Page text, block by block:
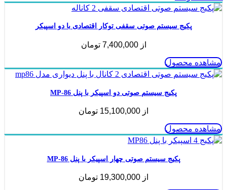
پکیج سیستم صوتی سقفی توکار اقتصادی با دو اسپیکر
از7,400,000 تومان
مشاهده محصول
پکیج سیستم صوتی دو اسپیکر با پنل MP-86
از 15,100,000 تومان
مشاهده محصول
پکیج سیستم صوتی چهار اسپیکر با پنل MP-86
از 19,300,000 تومان